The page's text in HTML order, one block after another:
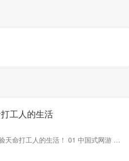
工人的生活
本期推荐五款好玩的Steam单机游戏，直接上干货，体验天命打工人的生活！ 01 中国式网游 《中国式网游》是一款黑色幽默风格的模拟游戏，用模拟人生的玩法带你体验国产网游，让玩家体验到免费网游...